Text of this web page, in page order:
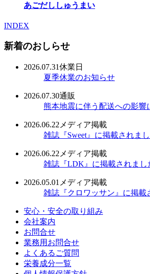
あごだししゅうまい
INDEX
新着のおしらせ
2026.07.31休業日
夏季休業のお知らせ
2026.07.30通販
熊本地震に伴う配送への影響
2026.06.22 メディア掲載
雑誌『Sweet』に掲載されまし
2026.06.22 メディア掲載
雑誌『LDK』に掲載されまし
2026.05.01 メディア掲載
雑誌『クロワッサン』に掲載
安心・安全の取り組み
会社案内
お問合せ
業務用お問合せ
よくあるご質問
栄養成分一覧